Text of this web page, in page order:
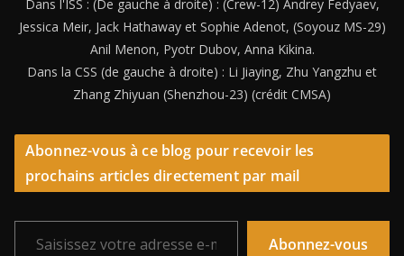
Dans l'ISS : (De gauche à droite) : (Crew-12) Andrey Fedyaev,
Jessica Meir, Jack Hathaway et Sophie Adenot, (Soyouz MS-29)
Anil Menon, Pyotr Dubov, Anna Kikina.
Dans la CSS (de gauche à droite) : Li Jiaying, Zhu Yangzhu et
Zhang Zhiyuan (Shenzhou-23) (crédit CMSA)
Abonnez-vous à ce blog pour recevoir les
prochains articles directement par mail
Saisissez votre adresse e-mail…
Abonnez-vous